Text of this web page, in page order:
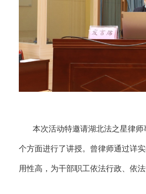
本次活动特邀请湖北法之星律师
个方面进行了讲授。曾律师通过详
用性高，为干部职工依法行政、依